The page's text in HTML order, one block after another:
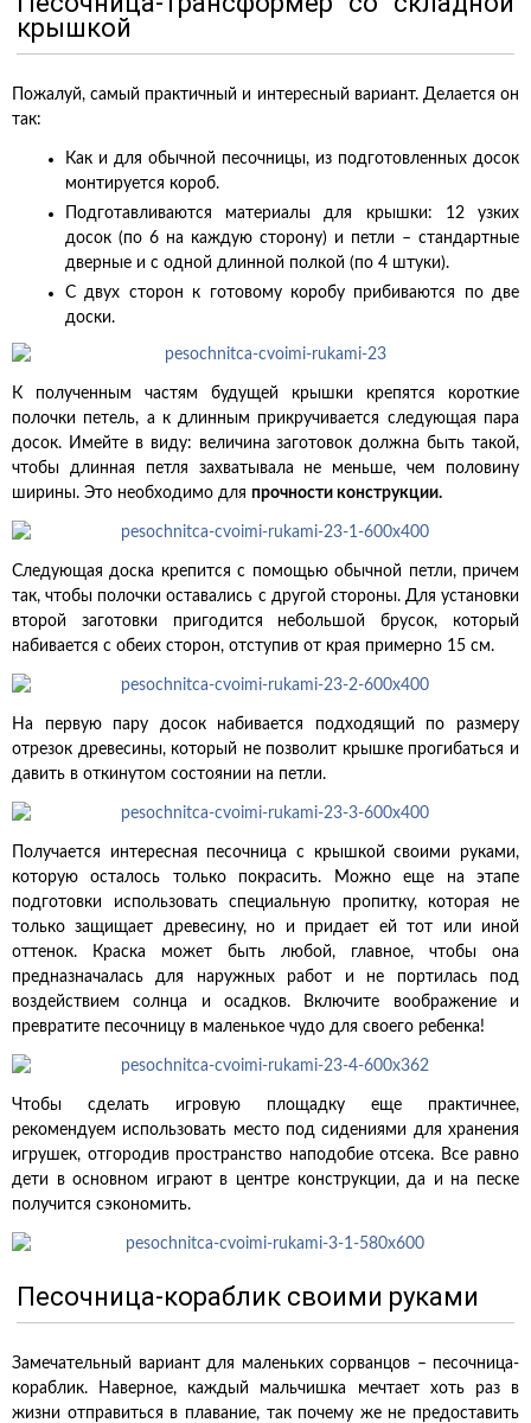
крышкой
Пожалуй, самый практичный и интересный вариант. Делается он
так:
Как и для обычной песочницы, из подготовленных досок
монтируется короб.
Подготавливаются материалы для крышки: 12 узких
досок (по 6 на каждую сторону) и петли – стандартные
дверные и с одной длинной полкой (по 4 штуки).
С двух сторон к готовому коробу прибиваются по две
доски.
К полученным частям будущей крышки крепятся короткие
полочки петель, а к длинным прикручивается следующая пара
досок. Имейте в виду: величина заготовок должна быть такой,
чтобы длинная петля захватывала не меньше, чем половину
ширины. Это необходимо для прочности конструкции.
Следующая доска крепится с помощью обычной петли, причем
так, чтобы полочки оставались с другой стороны. Для установки
второй заготовки пригодится небольшой брусок, который
набивается с обеих сторон, отступив от края примерно 15 см.
На первую пару досок набивается подходящий по размеру
отрезок древесины, который не позволит крышке прогибаться и
давить в откинутом состоянии на петли.
Получается интересная песочница с крышкой своими руками,
которую осталось только покрасить. Можно еще на этапе
подготовки использовать специальную пропитку, которая не
только защищает древесину, но и придает ей тот или иной
оттенок. Краска может быть любой, главное, чтобы она
предназначалась для наружных работ и не портилась под
воздействием солнца и осадков. Включите воображение и
превратите песочницу в маленькое чудо для своего ребенка!
Чтобы сделать игровую площадку еще практичнее,
рекомендуем использовать место под сидениями для хранения
игрушек, отгородив пространство наподобие отсека. Все равно
дети в основном играют в центре конструкции, да и на песке
получится сэкономить.
Песочница-кораблик своими руками
Замечательный вариант для маленьких сорванцов – песочница-
кораблик. Наверное, каждый мальчишка мечтает хоть раз в
жизни отправиться в плавание, так почему же не предоставить